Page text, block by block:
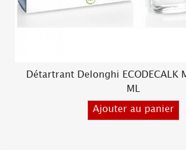
Détartrant Delonghi ECODECALK
ML
Ajouter au panier